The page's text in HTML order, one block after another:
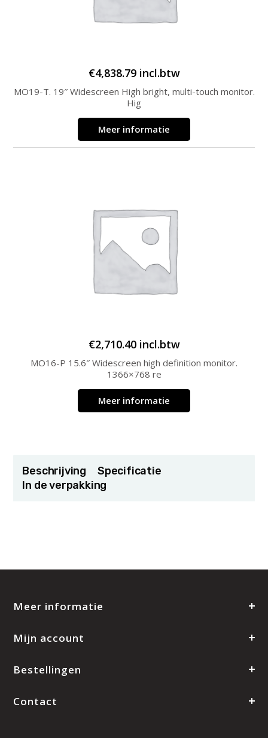
€4,838.79 incl.btw
MO19-T. 19″ Widescreen High bright, multi-touch monitor.
Hig
Meer informatie
€2,710.40 incl.btw
MO16-P 15.6″ Widescreen high definition monitor.
1366×768 re
Meer informatie
Beschrijving
Specificatie
In de verpakking
Meer informatie
Mijn account
Bestellingen
Contact